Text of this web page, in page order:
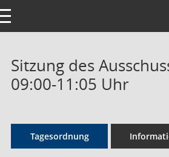
navigation
Sitzung des
09:00-11:05 Uhr
Tagesordnung